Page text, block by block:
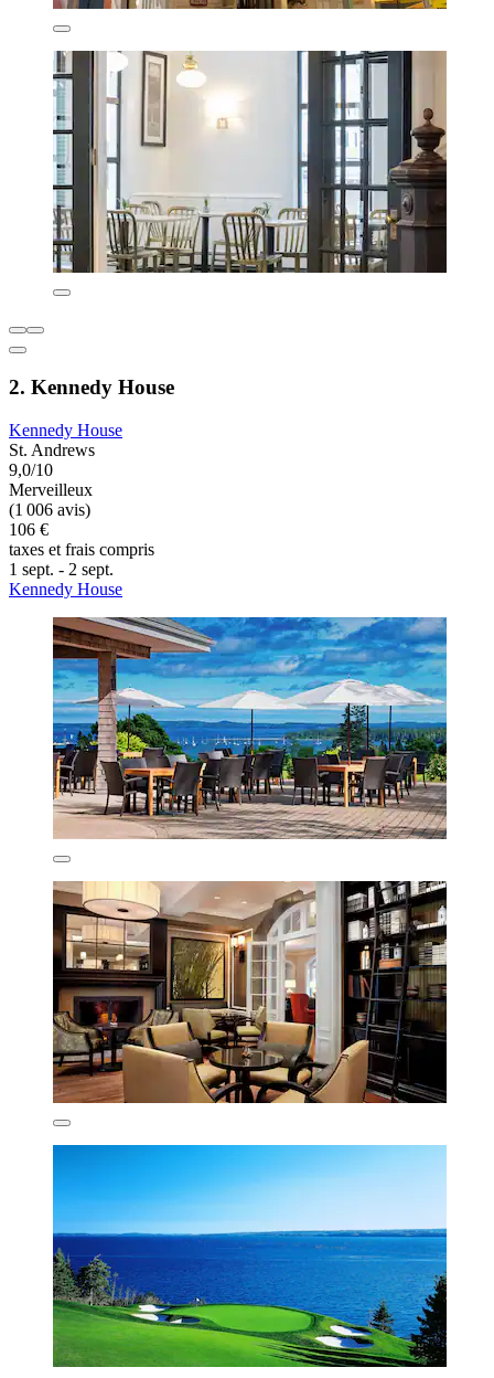
2. Kennedy House
Kennedy House
St. Andrews
9,0/10
Merveilleux
(1 006 avis)
106 €
taxes et frais compris
1 sept. - 2 sept.
Kennedy House